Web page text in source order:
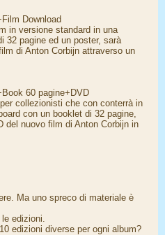
Download
in versione standard in una
32 pagine ed un poster, sarà
di Anton Corbijn attraverso un
60 pagine+DVD
collezionisti che con conterrà in
con un booklet di 32 pagine,
del nuovo film di Anton Corbijn in
Ma uno spreco di materiale è
edizioni.
edizioni diverse per ogni album?